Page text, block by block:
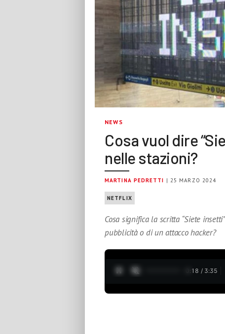
NEWS
Cosa vuol dire
nelle stazioni?
MARTINA PEDRETTI | 25 MARZO 2024
NETFLIX
Cosa significa la scritta “Siete
pubblicità o di un attacco hacker?
0:19 / 3:35